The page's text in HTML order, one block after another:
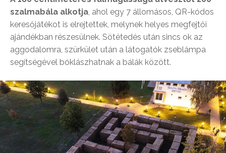
szalmabála alkotja , ahol egy 7 állomásos, QR-kódos
keresőjátékot is elrejtettek, melynek helyes megfejtői
ajándékban részesülnek. Sötétedés után sincs ok az
aggodalomra, szürkület után a látogatók zseblámpa
segítségével bóklászhatnak a bálák között.